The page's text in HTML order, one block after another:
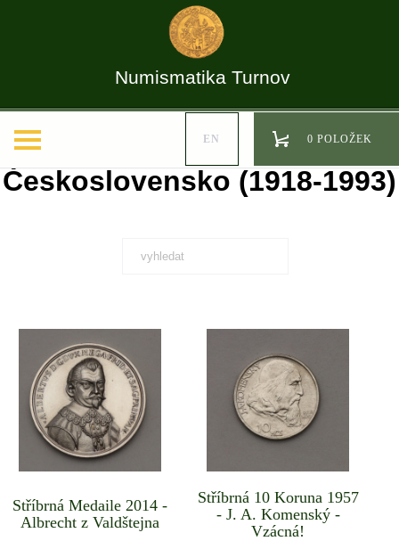
Numismatika Turnov
EN 0 POLOŽEK
Československo (1918-1993)
Stříbrná Medaile 2014 -
Albrecht z Valdštejna
Stříbrná 10 Koruna 1957
- J. A. Komenský -
Vzácná!